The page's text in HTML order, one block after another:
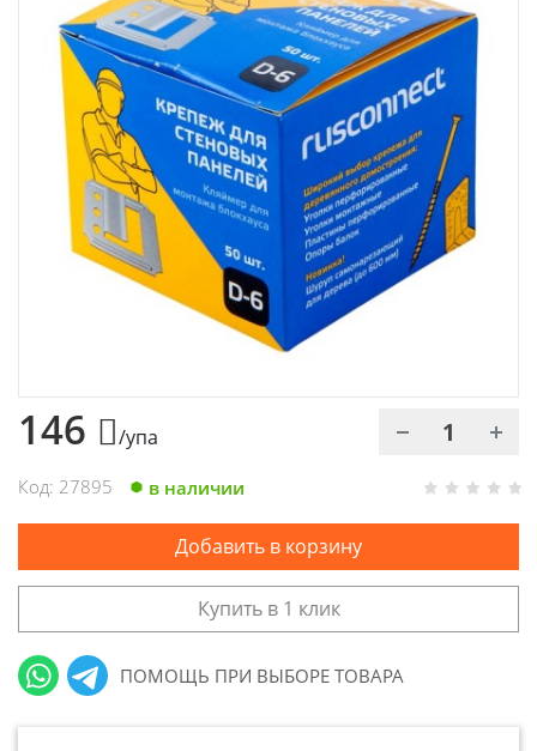
Нержавейка
Химия
Хозтовары
Электроды и проволока
146 /упа
Код: 27895 в наличии
Добавить в корзину
Купить в 1 клик
ПОМОЩЬ ПРИ ВЫБОРЕ ТОВАРА